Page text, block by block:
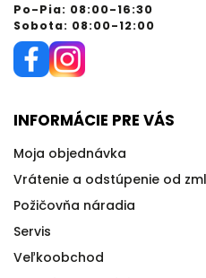
Po-Pia: 08:00-16:30
Sobota: 08:00-12:00
INFORMÁCIE PRE VÁS
Moja objednávka
Vrátenie a odstúpenie od
Požičovňa náradia
Servis
Veľkoobchod